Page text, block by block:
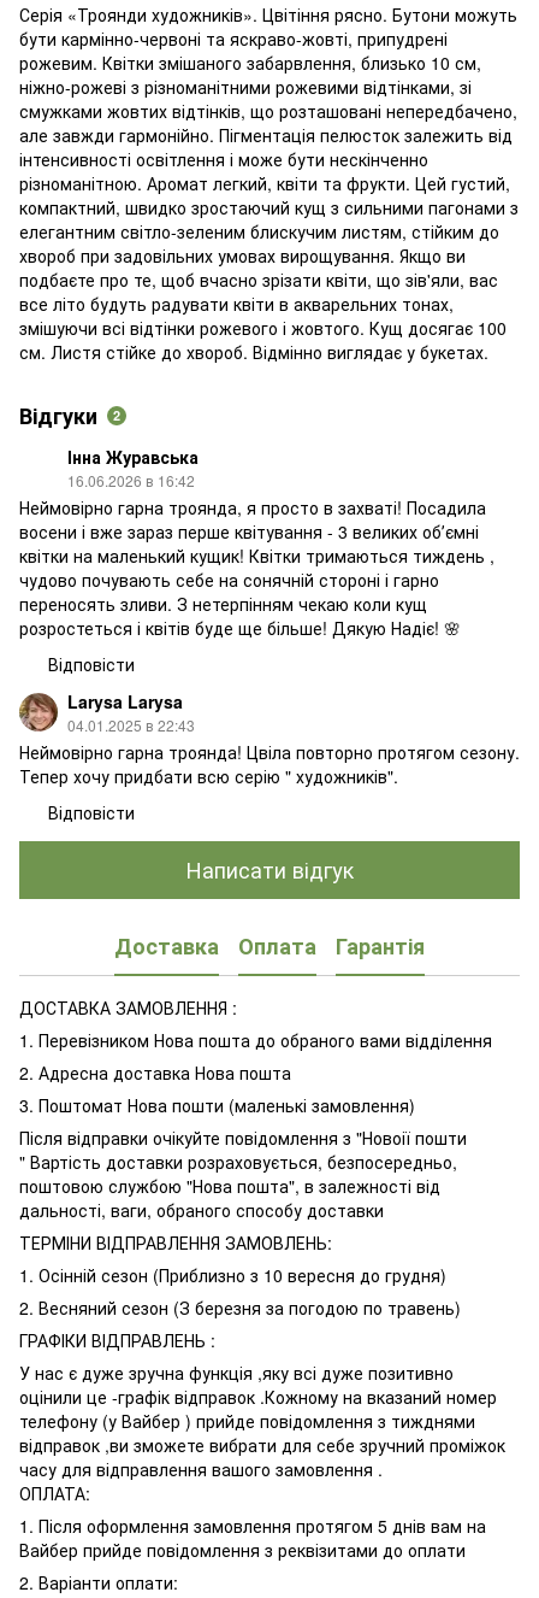
Серія «Троянди художників». Цвітіння рясно. Бутони можуть
бути кармінно-червоні та яскраво-жовті, припудрені
рожевим. Квітки змішаного забарвлення, близько 10 см,
ніжно-рожеві з різноманітними рожевими відтінками, зі
смужками жовтих відтінків, що розташовані непередбачено,
але завжди гармонійно. Пігментація пелюсток залежить від
інтенсивності освітлення і може бути нескінченно
різноманітною. Аромат легкий, квіти та фрукти. Цей густий,
компактний, швидко зростаючий кущ з сильними пагонами з
елегантним світло-зеленим блискучим листям, стійким до
хвороб при задовільних умовах вирощування. Якщо ви
подбаєте про те, щоб вчасно зрізати квіти, що зів'яли, вас
все літо будуть радувати квіти в акварельних тонах,
змішуючи всі відтінки рожевого і жовтого. Кущ досягає 100
см. Листя стійке до хвороб. Відмінно виглядає у букетах.
Відгуки 2
Інна Журавська
16.06.2026 в 16:42
Неймовірно гарна троянда, я просто в захваті! Посадила
восени і вже зараз перше квітування - 3 великих обʼємні
квітки на маленький кущик! Квітки тримаються тиждень ,
чудово почувають себе на сонячній стороні і гарно
переносять зливи. З нетерпінням чекаю коли кущ
розростеться і квітів буде ще більше! Дякую Надіє! 🌸
Відповісти
Larysa Larysa
04.01.2025 в 22:43
Неймовірно гарна троянда! Цвіла повторно протягом сезону.
Тепер хочу придбати всю серію " художників".
Відповісти
Написати відгук
Доставка Оплата Гарантія
ДОСТАВКА ЗАМОВЛЕННЯ :
1. Перевізником Нова пошта до обраного вами відділення
2. Адресна доставка Нова пошта
3. Поштомат Нова пошти (маленькі замовлення)
Після відправки очікуйте повідомлення з "Новоії пошти
" Вартість доставки розраховується, безпосередньо,
поштовою службою "Нова пошта", в залежності від
дальності, ваги, обраного способу доставки
ТЕРМІНИ ВІДПРАВЛЕННЯ ЗАМОВЛЕНЬ:
1. Осінній сезон (Приблизно з 10 вересня до грудня)
2. Весняний сезон (З березня за погодою по травень)
ГРАФІКИ ВІДПРАВЛЕНЬ :
У нас є дуже зручна функція ,яку всі дуже позитивно
оцінили це -графік відправок .Кожному на вказаний номер
телефону (у Вайбер ) прийде повідомлення з тижднями
відправок ,ви зможете вибрати для себе зручний проміжок
часу для відправлення вашого замовлення .
ОПЛАТА:
1. Після оформлення замовлення протягом 5 днів вам на
Вайбер прийде повідомлення з реквізитами до оплати
2. Варіанти оплати: